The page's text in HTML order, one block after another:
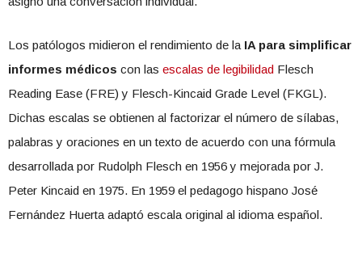
Los patólogos midieron el rendimiento de la IA para simplificar
informes médicos con las escalas de legibilidad Flesch
Reading Ease (FRE) y Flesch-Kincaid Grade Level (FKGL).
Dichas escalas se obtienen al factorizar el número de sílabas,
palabras y oraciones en un texto de acuerdo con una fórmula
desarrollada por Rudolph Flesch en 1956 y mejorada por J.
Peter Kincaid en 1975. En 1959 el pedagogo hispano José
Fernández Huerta adaptó escala original al idioma español.